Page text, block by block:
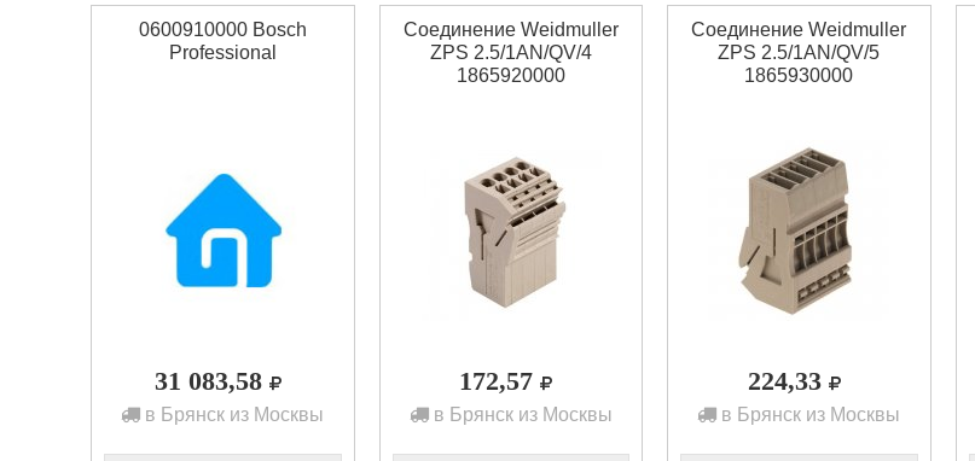
0600910000 Bosch
Professional
31 083,58
в Брянск из Москвы
Соединение Weidmuller
ZPS 2.5/1AN/QV/4
1865920000
172,57
в Брянск из Москвы
Соединение Weidmuller
ZPS 2.5/1AN/QV/5
1865930000
224,33
в Брянск из Москвы